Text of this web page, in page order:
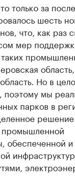
только за
шесть
что, как раз
мер
область,
Но в
поэтому мы
парков в
промышленной
обеспеченной